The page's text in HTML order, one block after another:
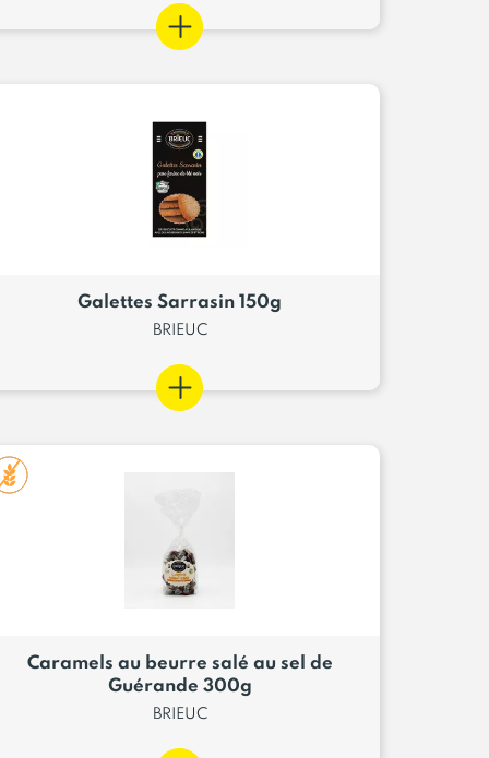
Galettes Sarrasin 150g
BRIEUC
Caramels au beurre salé au sel de
Guérande 300g
BRIEUC